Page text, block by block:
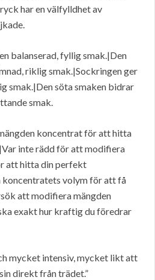
har en välfylldhet av
balanserad, fyllig smak.|Den
riklig smak.|Sockringen ger
smak.|Den söta smaken bidrar
smak.
koncentrat för att hitta
inte rädd för att modifiera
att hitta din perfekt
volym för att få
att modifiera mängden
exakt hur kraftig du föredrar
mycket intensiv, mycket likt att
direkt från trädet.”